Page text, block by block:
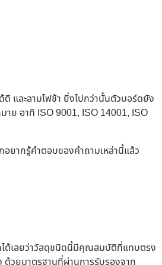
และลามไฟช้า ยิ่งไปกว่านั้นตัวบอร์ดยัง
มาย อาทิ ISO 9001, ISO 14001, ISO
อยากรู้คำตอบของคำถามเหล่านี้แล้ว
ได้เลยว่าวัสดุชนิดนี้มีคุณสมบัติที่แทบตรง
วยมาตรฐานที่ผ่านการรับรองจาก